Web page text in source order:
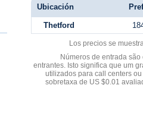
Ubicación
Thetford
Los precios se
Números de entrada
entrantes. Isto significa que um
utilizados para call centers
sobretaxa de US $0.01